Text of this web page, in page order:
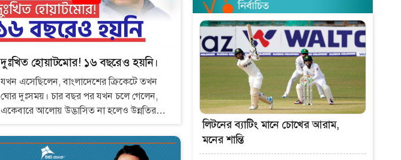
দুঃখিত হোয়াটমোর! ১৬ বছরেও হয়নি।
যখন এসেছিলেন, বাংলাদেশের ক্রিকেটে তখন
ঘোর দুঃসময়। চার বছর পর যখন চলে গেলেন,
একেবারে আলোয় উদ্ভাসিত না হলেও উন্নতির
দুর্ভাগ্যজনকভাবে ক্রিকেট সেই একই জায়গায় পরে
আছে। যে সমস্যাগুলো নিয়ে ১৬ বছর আগেও কথা
লিটনের ব্যাটিং মানে চোখের আরাম,
মনের শান্তি